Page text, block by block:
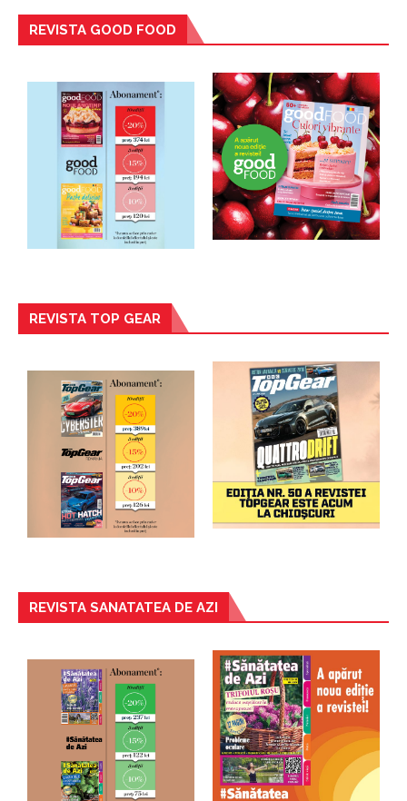
REVISTA GOOD FOOD
REVISTA TOP GEAR
REVISTA SANATATEA DE AZI